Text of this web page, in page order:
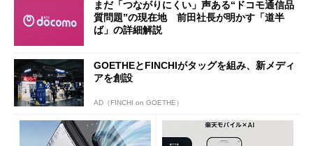
まだ「つながりにくい」声ある“ドコモ通信品
質問題”の現在地 前田社長が明かす「道半
ば」の詳細解説
GOETHEとFINCHIがタッグを組み、新メディ
アを創設
AD（FINCHI on GOETHE）